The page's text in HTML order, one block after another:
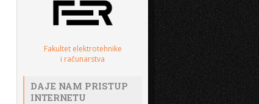
Fakultet elektrotehnike
i računarstva
DAJE NAM PRISTUP
INTERNETU